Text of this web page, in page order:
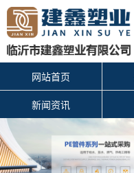
网站首页
新闻资讯